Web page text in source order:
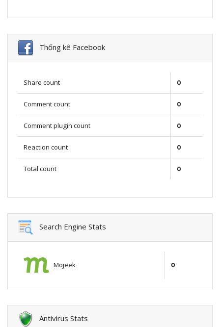
Thống kê Facebook
Share count 0
Comment count 0
Comment plugin count 0
Reaction count 0
Total count 0
Search Engine Stats
Mojeek 0
Antivirus Stats